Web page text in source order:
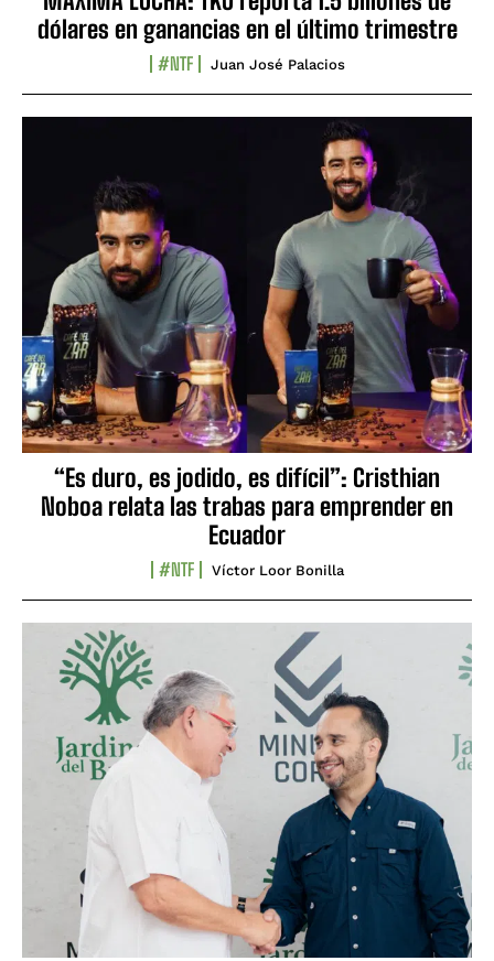
dólares en ganancias en el último trimestre
#NTF Juan José Palacios
“Es duro, es jodido, es difícil”: Cristhian
Noboa relata las trabas para emprender en
Ecuador
#NTF Víctor Loor Bonilla